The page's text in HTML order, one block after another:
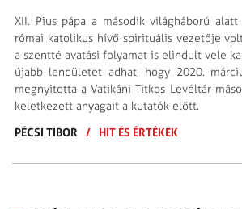
XII. Pius pápa a második világháború
római katolikus hívő spirituális vezetője
a szentté avatási folyamat is elindult vele
újabb lendületet adhat, hogy 2020.
megnyitotta a Vatikáni Titkos Levéltár
keletkezett anyagait a kutatók előtt.
PÉCSI TIBOR
/ HIT ÉS ÉRTÉKEK